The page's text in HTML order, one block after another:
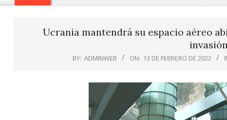
Ucrania mantendrá su espacio aéreo
BY: ADMINWEB ON: 13 DE FEBRERO DE 2022